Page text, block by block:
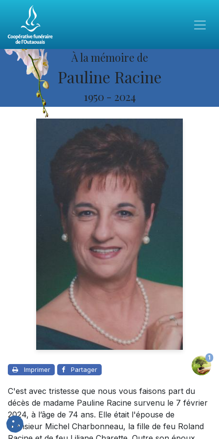
À la mémoire de
Pauline Racine
1950 - 2024
Imprimer Partager
1
C'est avec tristesse que nous vous faisons part du
décès de madame Pauline Racine survenu le 7 février
2024, à l’âge de 74 ans. Elle était l'épouse de
monsieur Michel Charbonneau, la fille de feu Roland